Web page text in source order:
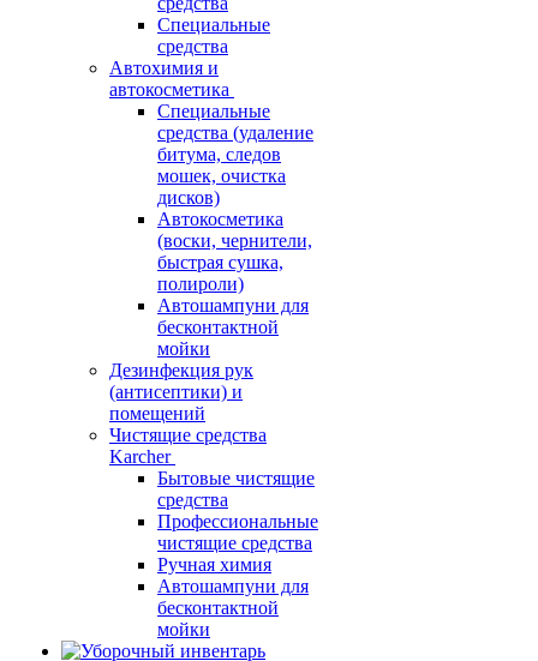
Специальные
средства
Автохимия и
автокосметика
Специальные
средства (удаление
битума, следов
мошек, очистка
дисков)
Автокосметика
(воски, чернители,
быстрая сушка,
полироли)
Автошампуни для
бесконтактной
мойки
Дезинфекция рук
(антисептики) и
помещений
Чистящие средства
Karcher
Бытовые чистящие
средства
Профессиональные
чистящие средства
Ручная химия
Автошампуни для
бесконтактной
мойки